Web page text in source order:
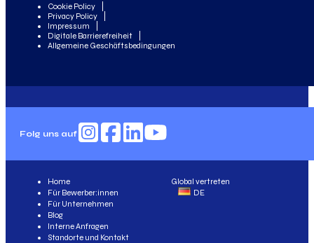
Cookie Policy
Privacy Policy
Impressum
Digitale Barrierefreiheit
Allgemeine Geschäftsbedingungen
Folg uns auf
Global vertreten
DE
Home
Für Bewerber:innen
Für Unternehmen
Blog
Interne Anfragen
Standorte und Kontakt